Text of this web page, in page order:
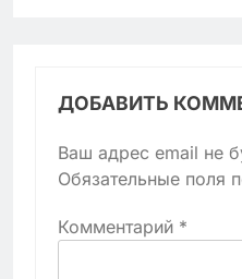
ДОБАВИТЬ
Ваш адрес email не
Обязательные поля
Комментарий *